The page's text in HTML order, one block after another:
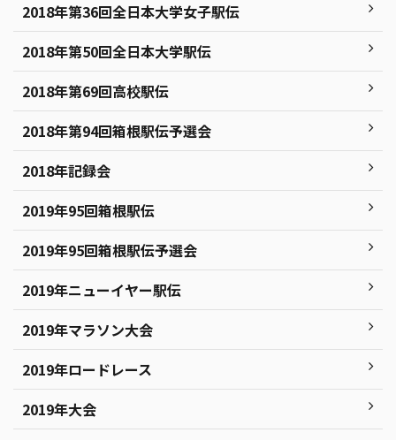
2018年第36回全日本大学女子駅伝
2018年第50回全日本大学駅伝
2018年第69回高校駅伝
2018年第94回箱根駅伝予選会
2018年記録会
2019年95回箱根駅伝
2019年95回箱根駅伝予選会
2019年ニューイヤー駅伝
2019年マラソン大会
2019年ロードレース
2019年大会